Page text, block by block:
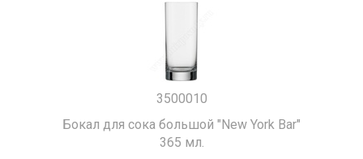
3500010
Бокал для сока большой "New York Bar"
365 мл.